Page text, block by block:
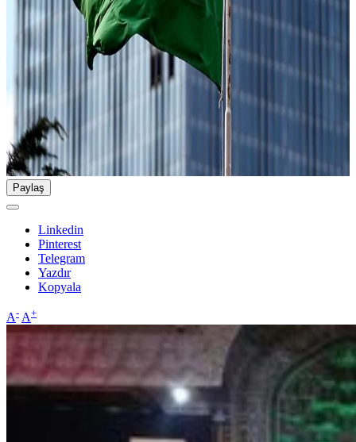
Paylaş
Linkedin
Pinterest
Telegram
Yazdır
Kopyala
A- A+